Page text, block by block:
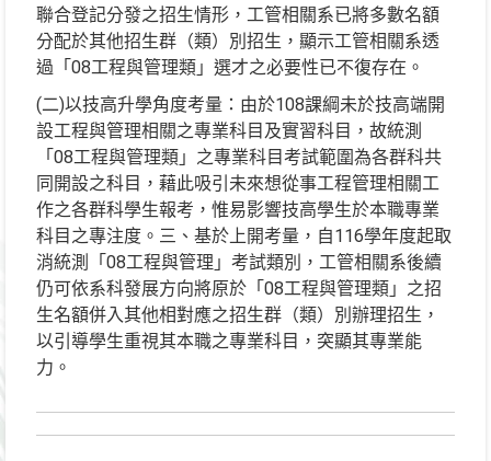
聯合登記分發之招生情形，工管相關系已將多數名額
分配於其他招生群（類）別招生，顯示工管相關系透
過「08工程與管理類」選才之必要性已不復存在。
(二)以技高升學角度考量：由於108課綱未於技高端開
設工程與管理相關之專業科目及實習科目，故統測
「08工程與管理類」之專業科目考試範圍為各群科共
同開設之科目，藉此吸引未來想從事工程管理相關工
作之各群科學生報考，惟易影響技高學生於本職專業
科目之專注度。三、基於上開考量，自116學年度起取
消統測「08工程與管理」考試類別，工管相關系後續
仍可依系科發展方向將原於「08工程與管理類」之招
生名額併入其他相對應之招生群（類）別辦理招生，
以引導學生重視其本職之專業科目，突顯其專業能
力。